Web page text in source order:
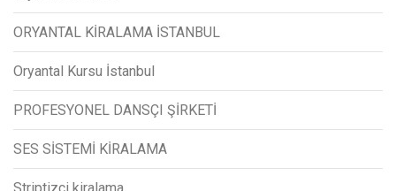
ORYANTAL KİRALAMA İSTANBUL
Oryantal Kursu İstanbul
PROFESYONEL DANSÇI ŞİRKETİ
SES SİSTEMİ KİRALAMA
Striptizci kiralama